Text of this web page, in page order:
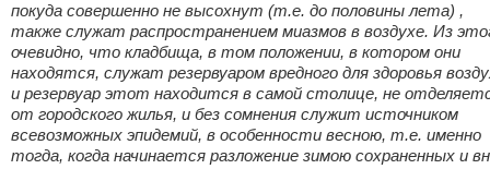
покуда совершенно не высохнут (т.е. до половины лета) ,
также служат распространением миазмов в воздухе. Из
очевидно, что кладбища, в том положении, в котором они
находятся, служат резервуаром вредного для здоровья
и резервуар этот находится в самой столице, не
от городского жилья, и без сомнения служит источником
всевозможных эпидемий, в особенности весною, т.е. именно
тогда, когда начинается разложение зимою сохраненных и